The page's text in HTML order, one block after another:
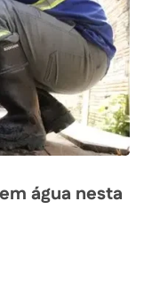
água nesta